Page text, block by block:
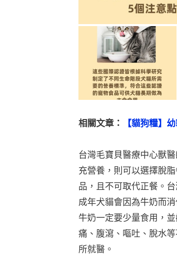
相關文章： 【貓狗糧】
台灣毛寶貝醫療中心獸
充營養，則可以選擇脫
品，且不可取代正餐。
成年犬貓會因為牛奶而
牛奶一定要少量食用，
痛、腹瀉、嘔吐、脫水
所就醫。